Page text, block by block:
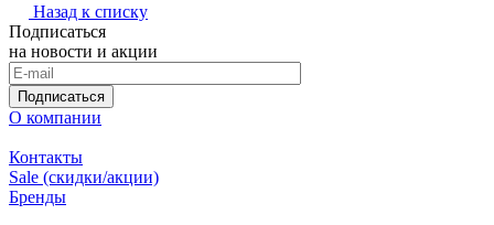
Назад к списку
Подписаться
на новости и акции
Подписаться
О компании
Контакты
Sale (скидки/акции)
Бренды